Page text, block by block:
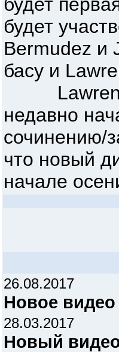
будет
Bermudez и
басу и
Lawrence
недавно
сочинению/
что новый
начале
26.08.2017
Новое видео
28.03.2017
Новый